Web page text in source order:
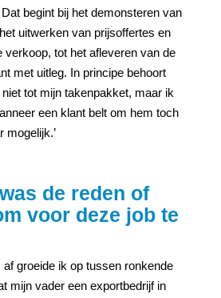
begint bij het demonsteren van
uitwerken van prijsoffertes en
verkoop, tot het afleveren van de
met uitleg. In principe behoort
tot mijn takenpakket, maar ik
een klant belt om hem toch
mogelijk.’
de reden of
voor deze job te
af groeide ik op tussen ronkende
mijn vader een exportbedrijf in